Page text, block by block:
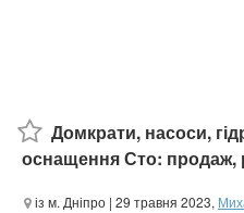
Домкрати, насоси,
оснащення Сто: продаж,
із м. Дніпро | 29 травня 2023,